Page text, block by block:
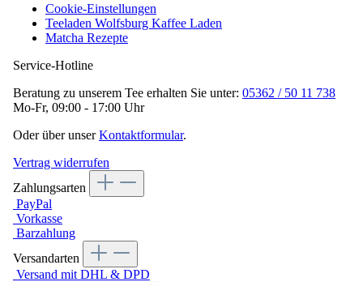
Cookie-Einstellungen
Teeladen Wolfsburg Kaffee Laden
Matcha Rezepte
Service-Hotline
Beratung zu unserem Tee erhalten Sie unter: 05362 / 50 11 738
Mo-Fr, 09:00 - 17:00 Uhr
Oder über unserKontaktformular.
Vertrag widerrufen
Zahlungsarten
PayPal
Vorkasse
Barzahlung
Versandarten
Versand mit DHL & DPD